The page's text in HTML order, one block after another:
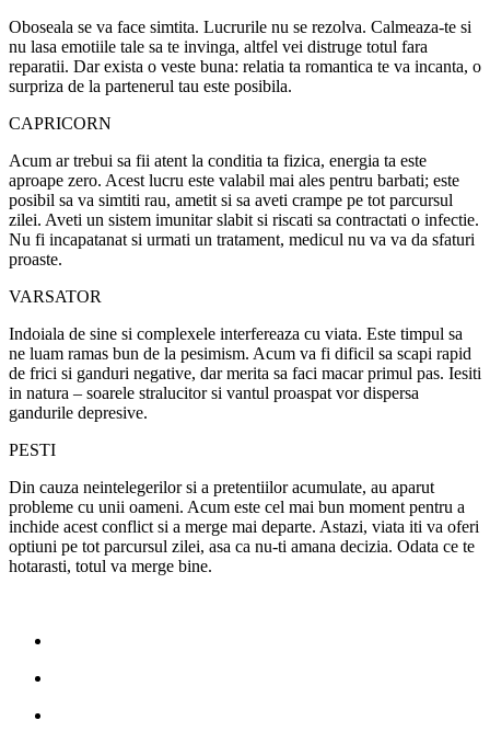
Oboseala se va face simtita. Lucrurile nu se rezolva. Calmeaza-te si
nu lasa emotiile tale sa te invinga, altfel vei distruge totul fara
reparatii. Dar exista o veste buna: relatia ta romantica te va incanta, o
surpriza de la partenerul tau este posibila.
CAPRICORN
Acum ar trebui sa fii atent la conditia ta fizica, energia ta este
aproape zero. Acest lucru este valabil mai ales pentru barbati; este
posibil sa va simtiti rau, ametit si sa aveti crampe pe tot parcursul
zilei. Aveti un sistem imunitar slabit si riscati sa contractati o infectie.
Nu fi incapatanat si urmati un tratament, medicul nu va va da sfaturi
proaste.
VARSATOR
Indoiala de sine si complexele interfereaza cu viata. Este timpul sa
ne luam ramas bun de la pesimism. Acum va fi dificil sa scapi rapid
de frici si ganduri negative, dar merita sa faci macar primul pas. Iesiti
in natura – soarele stralucitor si vantul proaspat vor dispersa
gandurile depresive.
PESTI
Din cauza neintelegerilor si a pretentiilor acumulate, au aparut
probleme cu unii oameni. Acum este cel mai bun moment pentru a
inchide acest conflict si a merge mai departe. Astazi, viata iti va oferi
optiuni pe tot parcursul zilei, asa ca nu-ti amana decizia. Odata ce te
hotarasti, totul va merge bine.